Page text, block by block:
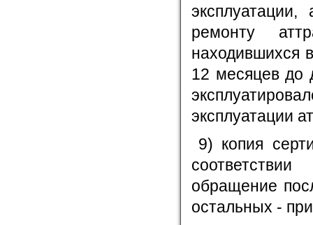
ремонту
находившихся
12 месяцев до
эксплуатации
9) копия
обращение
остальных -